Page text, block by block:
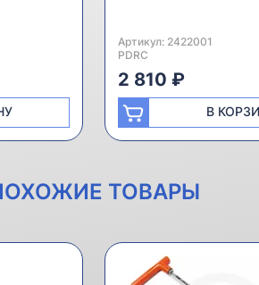
Артикул: 2422001
Производитель:
PDRC
2 810 ₽
В
ТОВАРЫ